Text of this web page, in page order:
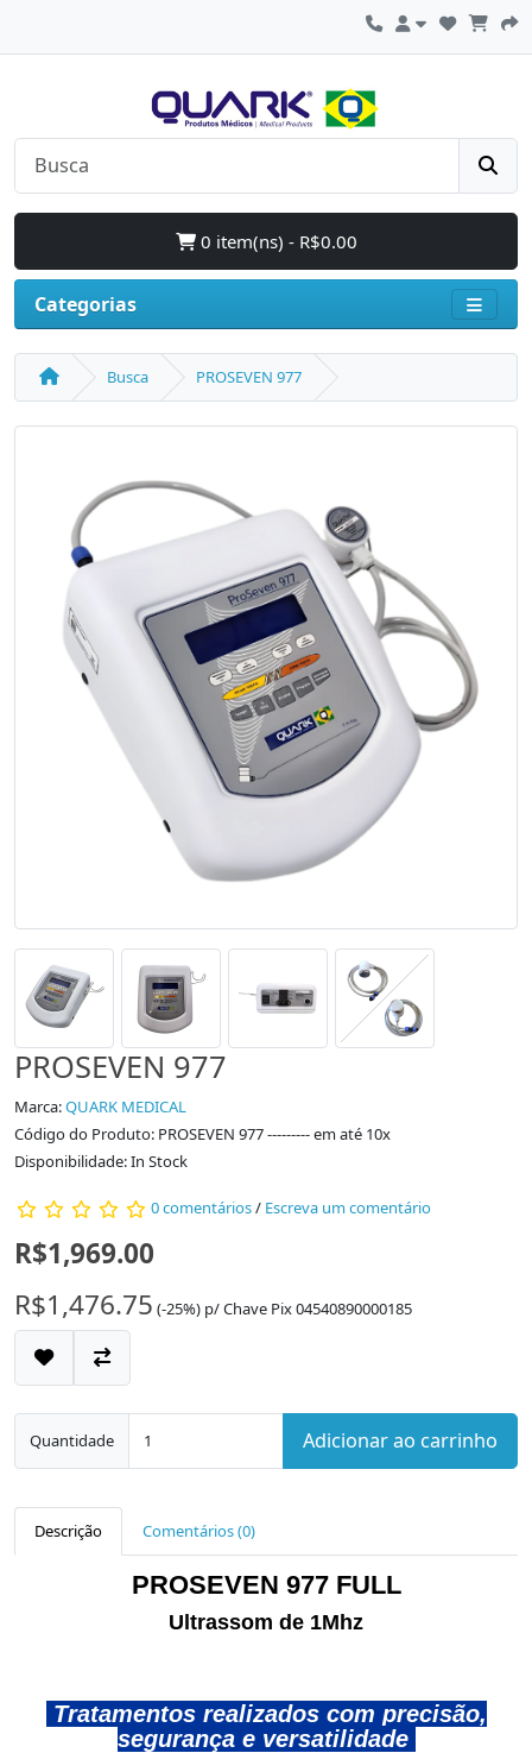
0 item(ns) - R$0.00
Categorias
Busca PROSEVEN 977
PROSEVEN 977
Marca:QUARK MEDICAL
Código do Produto: PROSEVEN 977 --------- em até 10x
Disponibilidade: In Stock
0 comentários/ Escreva um comentário
R$1,969.00
R$1,476.75 (-25%) p/Chave Pix 04540890000185
Quantidade Adicionar ao carrinho
Descrição Comentários (0)
PROSEVEN 977 FULL
Ultrassom de 1Mhz
Tratamentos realizados com precisão,
segurança e versatilidade